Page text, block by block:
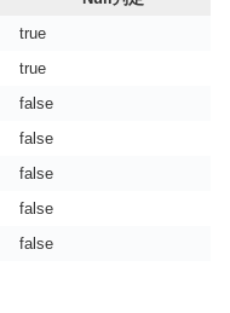
true
true
false
false
false
false
false